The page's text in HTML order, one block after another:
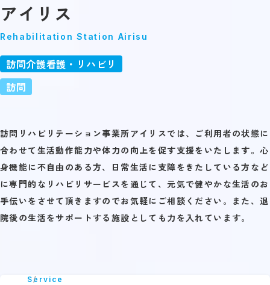
アイリス
Rehabilitation Station Airisu
訪問介護看護・リハビリ
訪問
訪問リハビリテーション事業所アイリスでは、ご利用者の状態に
合わせて生活動作能力や体力の向上を促す支援をいたします。心
身機能に不自由のある方、日常生活に支障をきたしている方など
に専門的なリハビリサービスを通じて、元気で健やかな生活のお
手伝いをさせて頂きますのでお気軽にご相談ください。また、退
院後の生活をサポートする施設としても力を入れています。
Service